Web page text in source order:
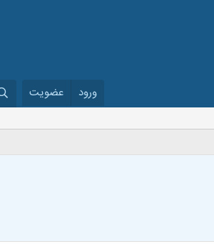
ورود عضویت